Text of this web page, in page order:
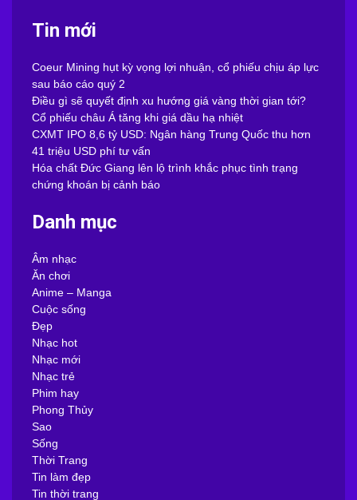
Tin mới
Coeur Mining hụt kỳ vọng lợi nhuận, cổ phiếu chịu áp lực
sau báo cáo quý 2
Điều gì sẽ quyết định xu hướng giá vàng thời gian tới?
Cổ phiếu châu Á tăng khi giá dầu hạ nhiệt
CXMT IPO 8,6 tỷ USD: Ngân hàng Trung Quốc thu hơn
41 triệu USD phí tư vấn
Hóa chất Đức Giang lên lộ trình khắc phục tình trạng
chứng khoán bị cảnh báo
Danh mục
Âm nhạc
Ăn chơi
Anime – Manga
Cuộc sống
Đẹp
Nhạc hot
Nhạc mới
Nhạc trẻ
Phim hay
Phong Thủy
Sao
Sống
Thời Trang
Tin làm đẹp
Tin thời trang